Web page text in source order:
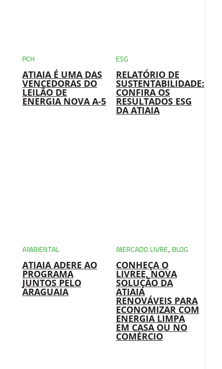
PCH
ATIAIA É UMA DAS
VENCEDORAS DO
LEILÃO DE
ENERGIA NOVA A-5
ESG
RELATÓRIO DE
SUSTENTABILIDADE:
CONFIRA OS
RESULTADOS ESG
DA ATIAIA
AMBIENTAL
ATIAIA ADERE AO
PROGRAMA
JUNTOS PELO
ARAGUAIA
MERCADO LIVRE, BLOG
CONHEÇA O
LIVREE, NOVA
SOLUÇÃO DA
ATIAIA
RENOVÁVEIS PARA
ECONOMIZAR COM
ENERGIA LIMPA
EM CASA OU NO
COMÉRCIO